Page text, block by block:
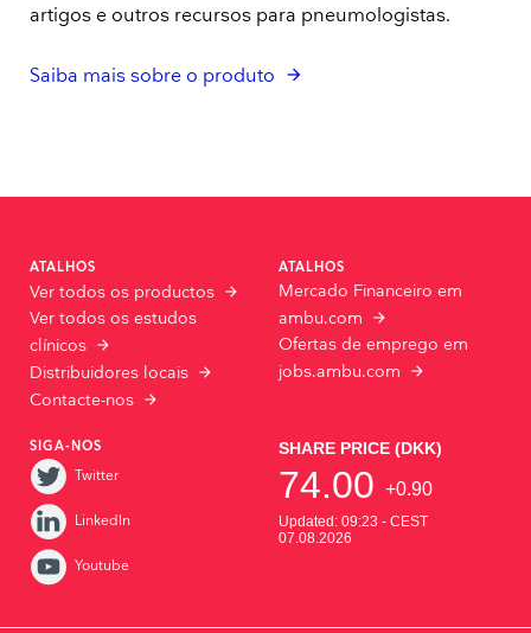
artigos e outros recursos para pneumologistas.
Saiba mais sobre o produto
ATALHOS
Ver todos os productos
Ver todos os estudos
clínicos
Distribuidores locais
Contacte-nos
ATALHOS
Mercado Financeiro em
ambu.com
Ofertas de emprego em
jobs.ambu.com
SIGA-NOS
Twitter
LinkedIn
Youtube